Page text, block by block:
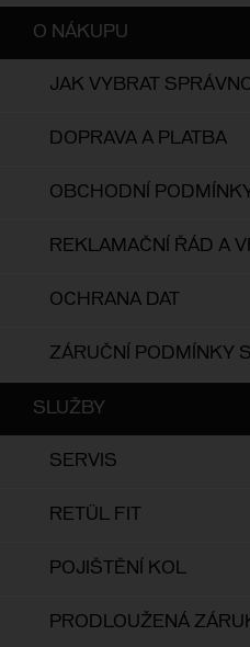
O NÁKUPU
JAK VYBRAT
DOPRAVA A PLATBA
OBCHODNÍ
REKLAMAČNÍ ŘÁD A
OCHRANA DAT
ZÁRUČNÍ PODMÍNKY
SLUŽBY
SERVIS
RETÜL FIT
POJIŠTĚNÍ KOL
PRODLOUŽENÁ